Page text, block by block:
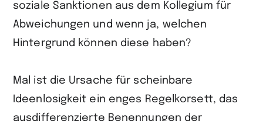
soziale Sanktionen aus dem Kollegium für
Abweichungen und wenn ja, welchen
Hintergrund können diese haben?
Mal ist die Ursache für scheinbare
Ideenlosigkeit ein enges Regelkorsett, das
ausdifferenzierte Benennungen der